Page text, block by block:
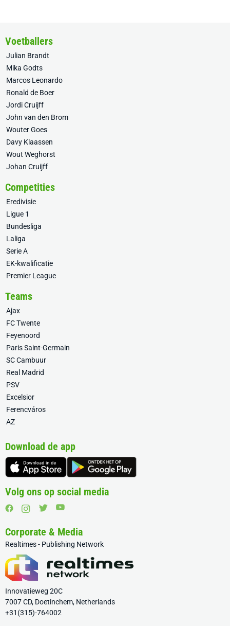
Voetballers
Julian Brandt
Mika Godts
Marcos Leonardo
Ronald de Boer
Jordi Cruijff
John van den Brom
Wouter Goes
Davy Klaassen
Wout Weghorst
Johan Cruijff
Competities
Eredivisie
Ligue 1
Bundesliga
Laliga
Serie A
EK-kwalificatie
Premier League
Teams
Ajax
FC Twente
Feyenoord
Paris Saint-Germain
SC Cambuur
Real Madrid
PSV
Excelsior
Ferencváros
AZ
Download de app
Volg ons op social media
Corporate & Media
Realtimes - Publishing Network
Innovatieweg 20C
7007 CD, Doetinchem, Netherlands
+31(315)-764002